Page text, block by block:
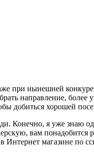
при нынешней
направление,
добиться хорошей
Конечно, я уже
вам
Интернет магазине